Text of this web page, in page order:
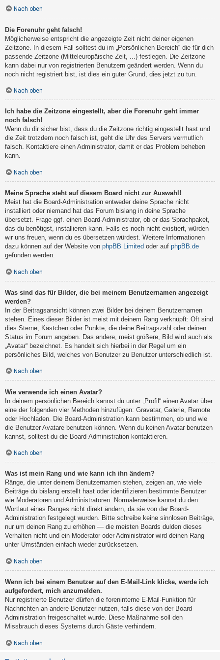
Nach oben
Die Forenuhr geht falsch!
Möglicherweise entspricht die angezeigte Zeit nicht deiner eigenen
Zeitzone. In diesem Fall solltest du im „Persönlichen Bereich“ die für dich
passende Zeitzone (Mitteleuropäische Zeit, ...) festlegen. Die Zeitzone
kann dabei nur von registrierten Benutzern geändert werden. Wenn du
noch nicht registriert bist, ist dies ein guter Grund, dies jetzt zu tun.
Nach oben
Ich habe die Zeitzone eingestellt, aber die Forenuhr geht immer
noch falsch!
Wenn du dir sicher bist, dass du die Zeitzone richtig eingestellt hast und
die Zeit trotzdem noch falsch ist, geht die Uhr des Servers vermutlich
falsch. Kontaktiere einen Administrator, damit er das Problem beheben
kann.
Nach oben
Meine Sprache steht auf diesem Board nicht zur Auswahl!
Meist hat die Board-Administration entweder deine Sprache nicht
installiert oder niemand hat das Forum bislang in deine Sprache
übersetzt. Frage ggf. einen Board-Administrator, ob er das Sprachpaket,
das du benötigst, installieren kann. Falls es noch nicht existiert, würden
wir uns freuen, wenn du es übersetzen würdest. Weitere Informationen
dazu können auf der Website von phpBB Limited oder auf phpBB.de
gefunden werden.
Nach oben
Was sind das für Bilder, die bei meinem Benutzernamen angezeigt
werden?
In der Beitragsansicht können zwei Bilder bei deinem Benutzernamen
stehen. Eines dieser Bilder ist meist mit deinem Rang verknüpft: Oft sind
dies Sterne, Kästchen oder Punkte, die deine Beitragszahl oder deinen
Status im Forum angeben. Das andere, meist größere, Bild wird auch als
„Avatar“ bezeichnet. Es handelt sich hierbei in der Regel um ein
persönliches Bild, welches von Benutzer zu Benutzer unterschiedlich ist.
Nach oben
Wie verwende ich einen Avatar?
In deinem persönlichen Bereich kannst du unter „Profil“ einen Avatar über
eine der folgenden vier Methoden hinzufügen: Gravatar, Galerie, Remote
oder Hochladen. Die Board-Administration kann bestimmen, ob und wie
die Benutzer Avatare benutzen können. Wenn du keinen Avatar benutzen
kannst, solltest du die Board-Administration kontaktieren.
Nach oben
Was ist mein Rang und wie kann ich ihn ändern?
Ränge, die unter deinem Benutzernamen stehen, zeigen an, wie viele
Beiträge du bislang erstellt hast oder identifizieren bestimmte Benutzer
wie Moderatoren und Administratoren. Normalerweise kannst du den
Wortlaut eines Ranges nicht direkt ändern, da sie von der Board-
Administration festgelegt wurden. Bitte schreibe keine sinnlosen Beiträge,
nur um deinen Rang zu erhöhen — die meisten Boards dulden dieses
Verhalten nicht und ein Moderator oder Administrator wird deinen Rang
unter Umständen einfach wieder zurücksetzen.
Nach oben
Wenn ich bei einem Benutzer auf den E-Mail-Link klicke, werde ich
aufgefordert, mich anzumelden.
Nur registrierte Benutzer dürfen die foreninterne E-Mail-Funktion für
Nachrichten an andere Benutzer nutzen, falls diese von der Board-
Administration freigeschaltet wurde. Diese Maßnahme soll den
Missbrauch dieses Systems durch Gäste verhindern.
Nach oben